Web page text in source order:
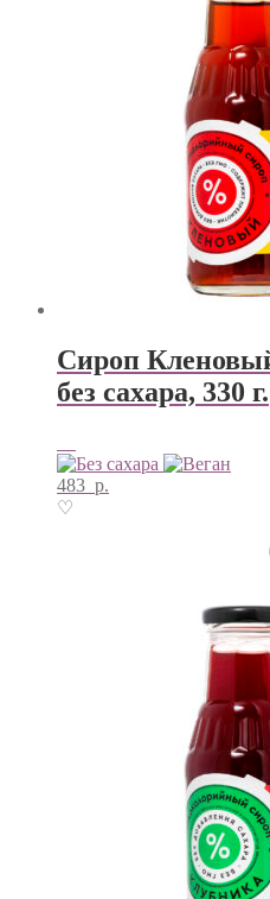
Сироп
без сахара, 330 г.
483 р.
♡